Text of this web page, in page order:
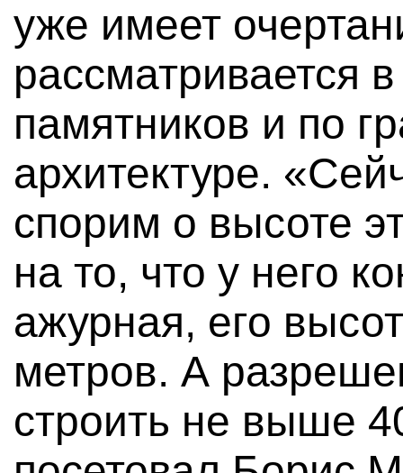
уже имеет
рассматривается
памятников и по
архитектуре.
спорим о высоте
на то, что у него
ажурная, его
метров. А
строить не выше